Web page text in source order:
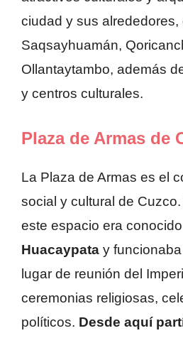
ciudad y sus alrededores,
Saqsayhuamán,
Ollantaytambo, además
y centros culturales.
Plaza de Armas de
La Plaza de Armas es el
social y cultural de
este espacio era
Huacaypata y
lugar de reunión del
ceremonias religiosas,
políticos. Desde aquí